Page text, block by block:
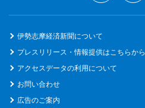
伊勢志摩経済新聞について
プレスリリース・情報提供はこちらから
アクセスデータの利用について
お問い合わせ
広告のご案内